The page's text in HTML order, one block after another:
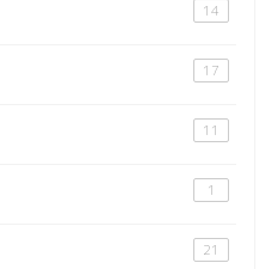
14
17
11
1
21